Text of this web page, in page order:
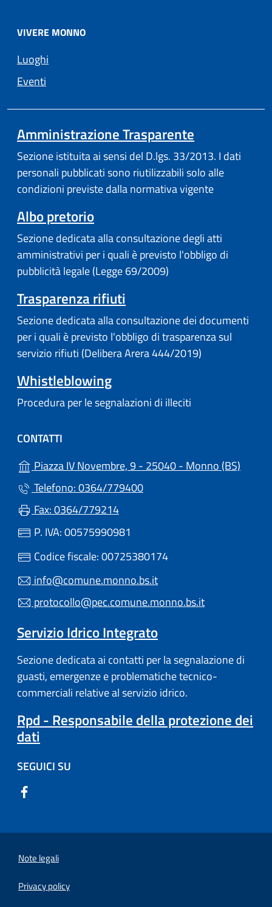
VIVERE MONNO
Luoghi
Eventi
Amministrazione Trasparente
Sezione istituita ai sensi del D.lgs. 33/2013. I dati
personali pubblicati sono riutilizzabili solo alle
condizioni previste dalla normativa vigente
Albo pretorio
Sezione dedicata alla consultazione degli atti
amministrativi per i quali è previsto l'obbligo di
pubblicità legale (Legge 69/2009)
Trasparenza rifiuti
Sezione dedicata alla consultazione dei documenti
per i quali è previsto l'obbligo di trasparenza sul
servizio rifiuti (Delibera Arera 444/2019)
Whistleblowing
Procedura per le segnalazioni di illeciti
CONTATTI
Piazza IV Novembre, 9 - 25040 - Monno (BS)
Telefono: 0364/779400
Fax: 0364/779214
P. IVA: 00575990981
Codice fiscale: 00725380174
info@comune.monno.bs.it
protocollo@pec.comune.monno.bs.it
Servizio Idrico Integrato
Sezione dedicata ai contatti per la segnalazione di
guasti, emergenze e problematiche tecnico-
commerciali relative al servizio idrico.
Rpd - Responsabile della protezione dei
dati
SEGUICI SU
Note legali
Privacy policy